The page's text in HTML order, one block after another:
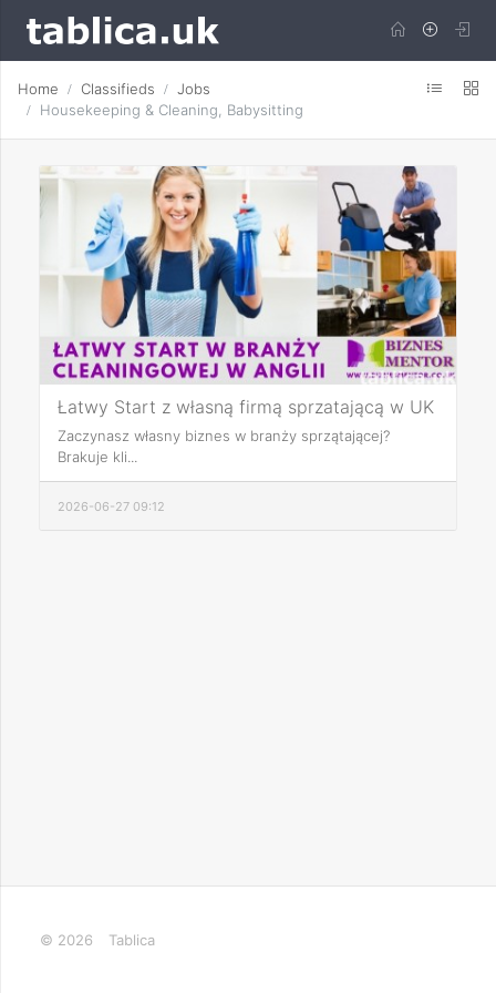
Home Classifieds
Jobs
Housekeeping & Cleaning, Babysitting
Łatwy Start z własną firmą sprzatającą w UK
Zaczynasz własny biznes w branży sprzątającej?
Brakuje kli...
2026-06-27 09:12
© 2026 Tablica